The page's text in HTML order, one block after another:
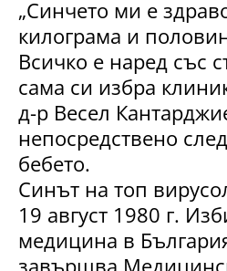
„Синчето ми е
килограма и
Всичко е наред със
сама си избра
д-р Весел
непосредствено
бебето.
Синът на топ
19 август 1980 г.
медицина в
завършва